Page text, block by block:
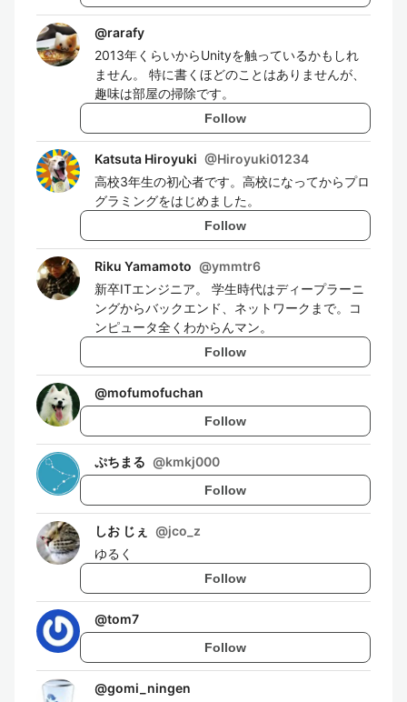
@rarafy
2013年くらいからUnityを触っているかもしれ
ません。 特に書くほどのことはありませんが、
趣味は部屋の掃除です。
Follow
Katsuta Hiroyuki @Hiroyuki01234
高校3年生の初心者です。高校になってからプロ
グラミングをはじめました。
Follow
Riku Yamamoto @ymmtr6
新卒ITエンジニア。 学生時代はディープラーニ
ングからバックエンド、ネットワークまで。コ
ンピュータ全くわからんマン。
Follow
@mofumofuchan
Follow
ぷちまる @kmkj000
Follow
しお じぇ @jco_z
ゆるく
Follow
@tom7
Follow
@gomi_ningen